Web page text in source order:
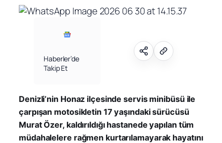
Haberler’de
Takip Et
Denizli’nin Honaz ilçesinde servis minibüsü ile
çarpışan motosikletin 17 yaşındaki sürücüsü
Murat Özer, kaldırıldığı hastanede yapılan tüm
müdahalelere rağmen kurtarılamayarak hayatını